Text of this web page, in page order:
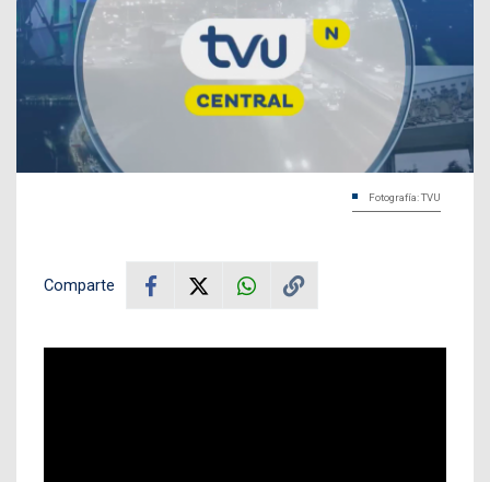
Fotografía: TVU
Comparte